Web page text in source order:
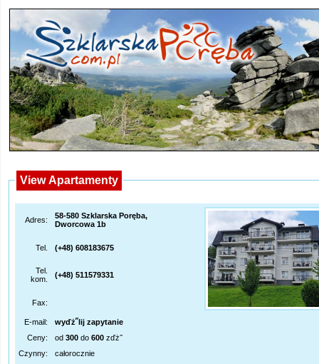
View Apartamenty
Adres:
58-580 Szklarska Poręba,
Dworcowa 1b
Tel. (+48) 608183675
Tel.
kom.
(+48) 511579331
Fax:
E-mail:
wyďż˝lij zapytanie
Ceny:
od 300 do 600 zďż˝
Czynny:
całorocznie